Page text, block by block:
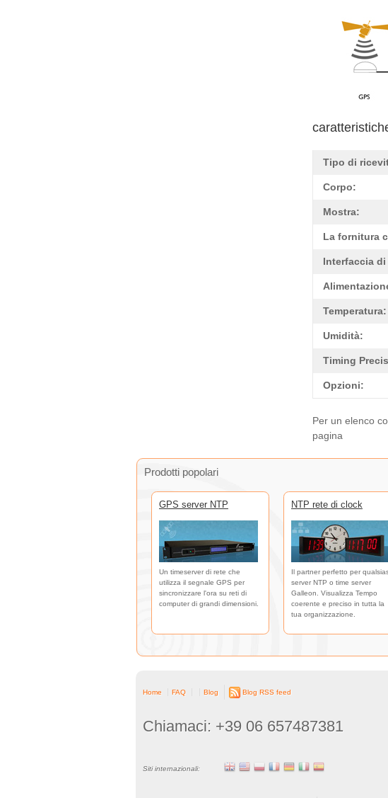
Tipo di
Corpo:
Mostra:
La fornitura
Interfaccia di
Temperatura:
Umidità:
Timing
Opzioni:
Per un elenco
pagina
Prodotti popolari
GPS server NTP
Un timeserver di rete che
utilizza il segnale GPS per
sincronizzare l'ora su reti di
computer di grandi dimensioni.
NTP rete di clock
Il partner perfetto per
server NTP o time server
Galleon. Visualizza Tempo
coerente e preciso in tutta la
tua organizzazione.
Home FAQ Blog Blog RSS feed
Chiamaci: +39 06 657487381
Siti internazionali: